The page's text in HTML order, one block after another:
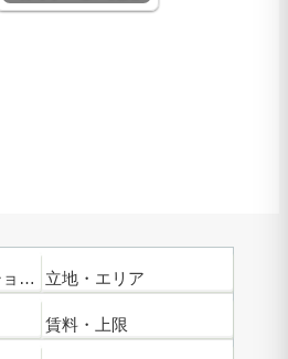
賃貸・購入・マンション名 立地・エリア
賃料・上限